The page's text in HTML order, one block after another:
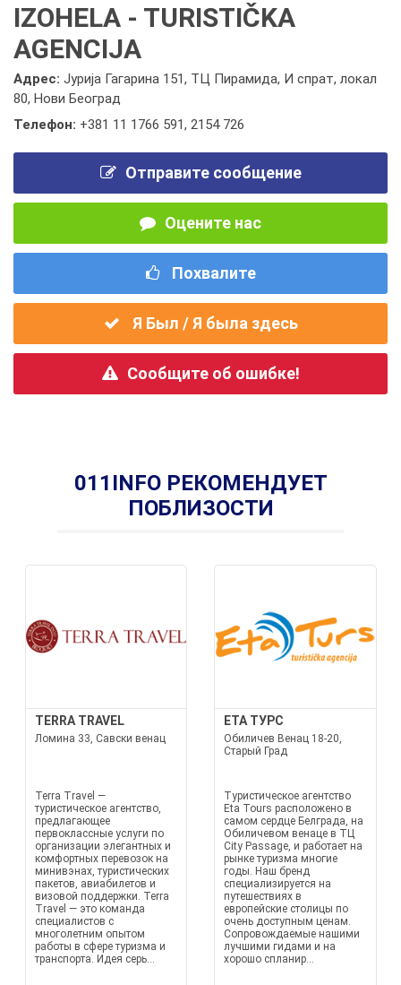
IZOHELA - TURISTIČKA
AGENCIJA
Адрес: Јурија Гагарина 151, ТЦ Пирамида, И спрат, локал
80, Нови Београд
Телефон: +381 11 1766 591, 2154 726
Отправите сообщение
Оцените нас
Похвалите
Я Был / Я была здесь
Сообщите об ошибке!
011INFO РЕКОМЕНДУЕТ
ПОБЛИЗОСТИ
TERRA TRAVEL
Ломина 33, Савски венац
Terra Travel —
туристическое агентство,
предлагающее
первоклассные услуги по
организации элегантных и
комфортных перевозок на
минивэнах, туристических
пакетов, авиабилетов и
визовой поддержки. Terra
Travel — это команда
специалистов с
многолетним опытом
работы в сфере туризма и
транспорта. Идея серь...
ETA ТУРС
Обиличев Венац 18-20,
Старый Град
Туристическое агентство
Eta Tours расположено в
самом сердце Белграда, на
Обиличевом венаце в ТЦ
City Passage, и работает на
рынке туризма многие
годы. Наш бренд
специализируется на
путешествиях в
европейские столицы по
очень доступным ценам.
Сопровождаемые нашими
лучшими гидами и на
хорошо спланир...